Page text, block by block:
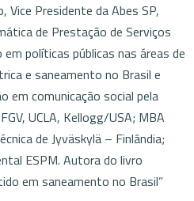
Vice Presidente da Abes SP,
de Prestação de Serviços
políticas públicas nas áreas de
e saneamento no Brasil e
em comunicação social pela
UCLA, Kellogg/USA; MBA
de Jyväskylä – Finlândia;
ESPM. Autora do livro
em saneamento no Brasil”